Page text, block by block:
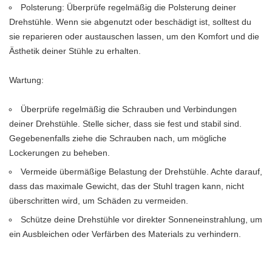
Polsterung: Überprüfe regelmäßig die Polsterung deiner
Drehstühle. Wenn sie abgenutzt oder beschädigt ist, solltest du
sie reparieren oder austauschen lassen, um den Komfort und die
Ästhetik deiner Stühle zu erhalten.
Wartung:
Überprüfe regelmäßig die Schrauben und Verbindungen
deiner Drehstühle. Stelle sicher, dass sie fest und stabil sind.
Gegebenenfalls ziehe die Schrauben nach, um mögliche
Lockerungen zu beheben.
Vermeide übermäßige Belastung der Drehstühle. Achte darauf,
dass das maximale Gewicht, das der Stuhl tragen kann, nicht
überschritten wird, um Schäden zu vermeiden.
Schütze deine Drehstühle vor direkter Sonneneinstrahlung, um
ein Ausbleichen oder Verfärben des Materials zu verhindern.